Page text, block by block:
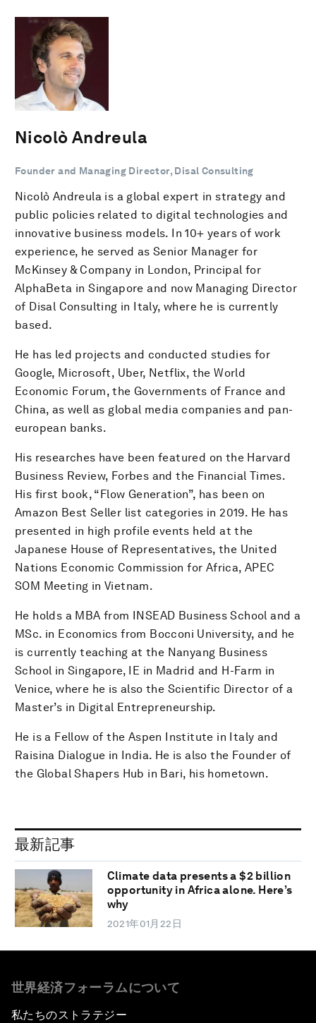
Nicolò Andreula
Founder and Managing Director, Disal Consulting
Nicolò Andreula is a global expert in strategy and
public policies related to digital technologies and
innovative business models. In 10+ years of work
experience, he served as Senior Manager for
McKinsey & Company in London, Principal for
AlphaBeta in Singapore and now Managing Director
of Disal Consulting in Italy, where he is currently
based.
He has led projects and conducted studies for
Google, Microsoft, Uber, Netflix, the World
Economic Forum, the Governments of France and
China, as well as global media companies and pan-
european banks.
His researches have been featured on the Harvard
Business Review, Forbes and the Financial Times.
His first book, “Flow Generation”, has been on
Amazon Best Seller list categories in 2019. He has
presented in high profile events held at the
Japanese House of Representatives, the United
Nations Economic Commission for Africa, APEC
SOM Meeting in Vietnam.
He holds a MBA from INSEAD Business School and a
MSc. in Economics from Bocconi University, and he
is currently teaching at the Nanyang Business
School in Singapore, IE in Madrid and H-Farm in
Venice, where he is also the Scientific Director of a
Master’s in Digital Entrepreneurship.
He is a Fellow of the Aspen Institute in Italy and
Raisina Dialogue in India. He is also the Founder of
the Global Shapers Hub in Bari, his hometown.
最新記事
Climate data presents a $2 billion
opportunity in Africa alone. Here’s
why
2021年01月22日
世界経済フォーラムについて
私たちのストラテジー